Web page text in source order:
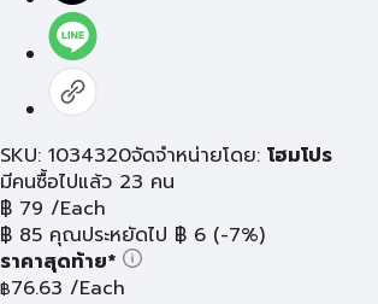
SKU: 1034320จัดจำหน่ายโดย: โฮมโปร
มีคนซื้อไปแล้ว 23 คน
฿ 79 /Each
฿ 85 คุณประหยัดไป ฿ 6 (-7%)
ราคาสุดท้าย*
฿76.63 /Each